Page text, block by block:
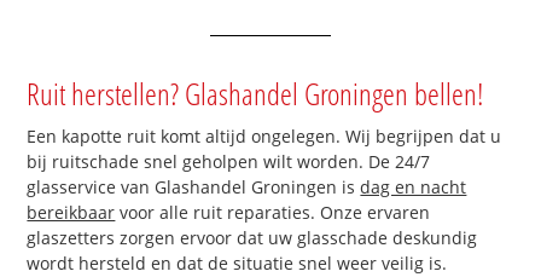
Ruit herstellen? Glashandel Groningen bellen!
Een kapotte ruit komt altijd ongelegen. Wij begrijpen dat u
bij ruitschade snel geholpen wilt worden. De 24/7
glasservice van Glashandel Groningen isdag en nacht
bereikbaar voor alle ruit reparaties. Onze ervaren
glaszetters zorgen ervoor dat uw glasschade deskundig
wordt hersteld en dat de situatie snel weer veilig is.